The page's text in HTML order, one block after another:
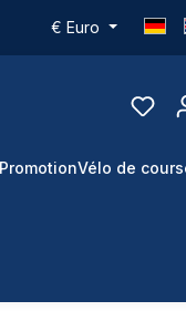
€ Euro
PromotionVélo de